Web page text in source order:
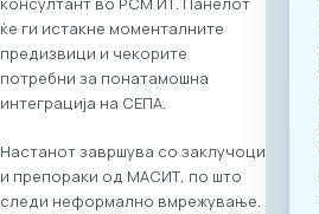
ќе ги истакне моменталните
предизвици и чекорите
потребни за понатамошна
интеграција на СЕПА.
Настанот завршува со заклучоци
и препораки од МАСИТ, по што
следи неформално вмрежување.